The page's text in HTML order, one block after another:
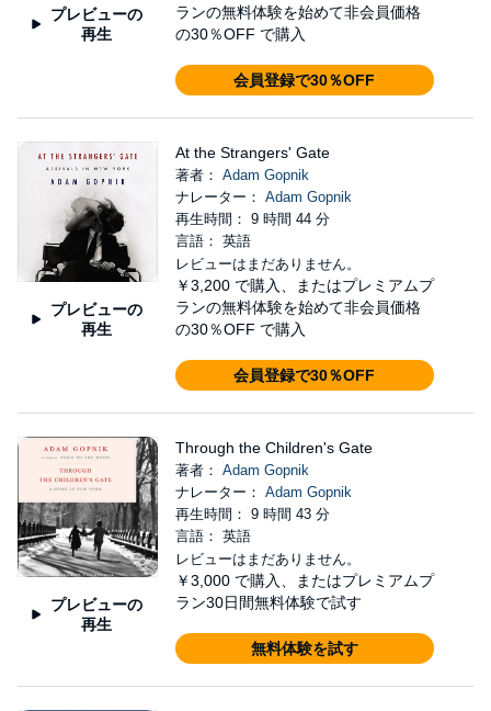
プレビューの
再生
ランの無料体験を始めて非会員価格
の30％OFF で購入
会員登録で30％OFF
プレビューの
再生
At the Strangers' Gate
著者： Adam Gopnik
ナレーター： Adam Gopnik
再生時間： 9 時間 44 分
言語： 英語
レビューはまだありません。
￥3,200 で購入、またはプレミアムプ
ランの無料体験を始めて非会員価格
の30％OFF で購入
会員登録で30％OFF
プレビューの
再生
Through the Children's Gate
著者： Adam Gopnik
ナレーター： Adam Gopnik
再生時間： 9 時間 43 分
言語： 英語
レビューはまだありません。
￥3,000 で購入、またはプレミアムプ
ラン30日間無料体験で試す
無料体験を試す